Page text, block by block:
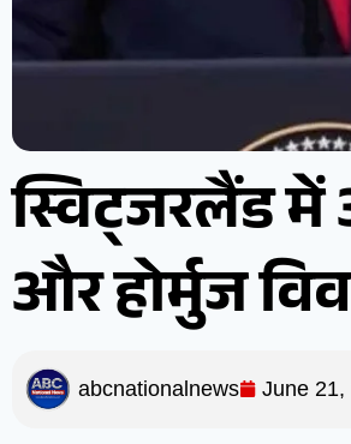
स्विट्जरलैंड में
और होर्मुज
abcnationalnews June 21,